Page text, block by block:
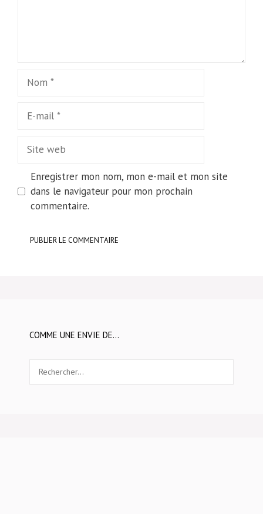
mail
web
Enregistrer mon nom, mon e-mail et mon site
dans le navigateur pour mon prochain
commentaire.
COMME UNE ENVIE DE…